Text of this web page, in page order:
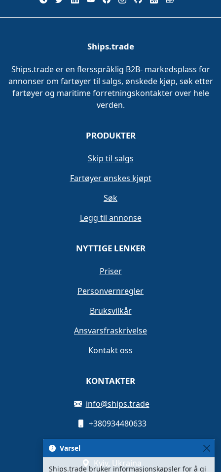
Ships.trade
Ships.trade er en flersspråklig B2B- markedsplass for
annonser om fartøyer til salgs, ønskede kjøp, søk etter
fartøyer og maritime forretningskontakter over hele
verden.
PRODUKTER
Skip til salgs
Fartøyer ønskes kjøpt
Søk
Legg til annonse
NYTTIGE LENKER
Priser
Personvernregler
Bruksvilkår
Ansvarsfraskrivelse
Kontakt oss
KONTAKTER
info@ships.trade
+380934480633
Oleksandra Myshuhy St, 12
Kyiv, Ukraina
Varsel
Ships.trade bruker informasjonskapsler for å gi